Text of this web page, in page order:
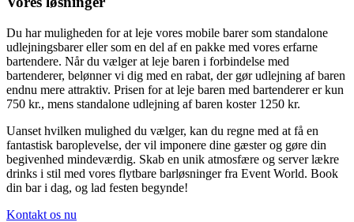
Du har muligheden for at leje vores mobile barer som standalone
udlejningsbarer eller som en del af en pakke med vores erfarne
bartendere. Når du vælger at leje baren i forbindelse med
bartenderer, belønner vi dig med en rabat, der gør udlejning af baren
endnu mere attraktiv. Prisen for at leje baren med bartenderer er kun
750 kr., mens standalone udlejning af baren koster 1250 kr.
Uanset hvilken mulighed du vælger, kan du regne med at få en
fantastisk baroplevelse, der vil imponere dine gæster og gøre din
begivenhed mindeværdig. Skab en unik atmosfære og server lækre
drinks i stil med vores flytbare barløsninger fra Event World. Book
din bar i dag, og lad festen begynde!
Kontakt os nu